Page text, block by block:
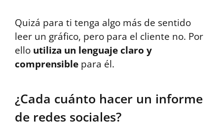
Quizá para ti tenga algo más de sentido
leer un gráfico, pero para el cliente no. Por
ello utiliza un lenguaje claro y
comprensible para él.
¿Cada cuánto hacer un informe
de redes sociales?